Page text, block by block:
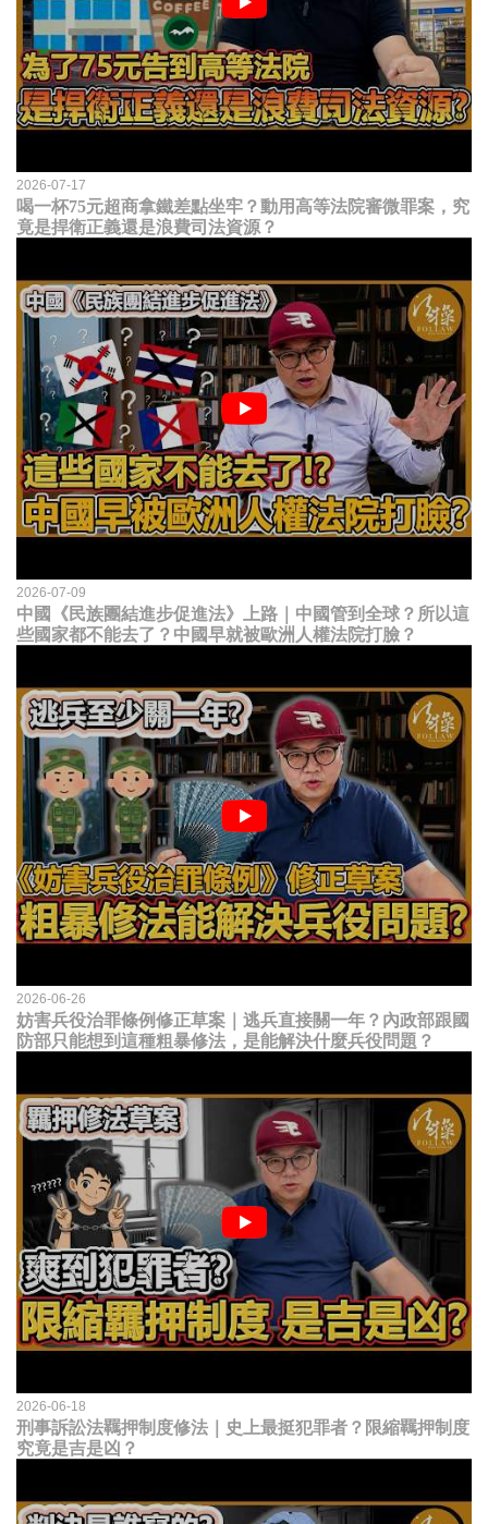
2026-07-17
喝一杯75元超商拿鐵差點坐牢？動用高等法院審微罪案，究
竟是捍衛正義還是浪費司法資源？
2026-07-09
中國《民族團結進步促進法》上路｜中國管到全球？所以這
些國家都不能去了？中國早就被歐洲人權法院打臉？
2026-06-26
妨害兵役治罪條例修正草案｜逃兵直接關一年？內政部跟國
防部只能想到這種粗暴修法，是能解決什麼兵役問題？
2026-06-18
刑事訴訟法羈押制度修法｜史上最挺犯罪者？限縮羈押制度
究竟是吉是凶？